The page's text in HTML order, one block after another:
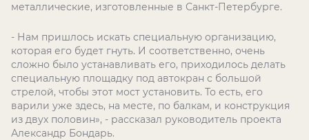
металлические, изготовленные в Санкт-Петербурге.
- Нам пришлось искать специальную организацию,
которая его будет гнуть. И соответственно, очень
сложно было устанавливать его, приходилось делать
специальную площадку под автокран с большой
стрелой, чтобы этот мост установить. То есть, его
варили уже здесь, на месте, по балкам, и конструкция
из двух половин», - рассказал руководитель проекта
Александр Бондарь.